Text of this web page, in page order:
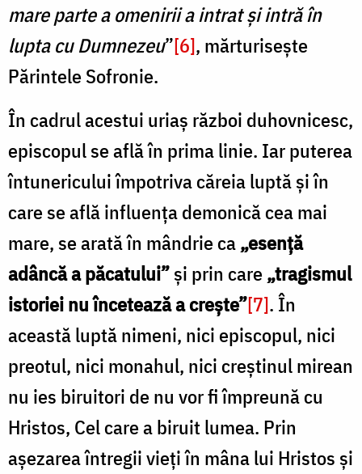
mare parte a omenirii a intrat și intră în
lupta cu Dumnezeu”[6], mărturisește
Părintele Sofronie.
În cadrul acestui uriaș război duhovnicesc,
episcopul se află în prima linie. Iar puterea
întunericului împotriva căreia luptă și în
care se află influența demonică cea mai
mare, se arată în mândrie ca„esență
adâncă a păcatului”și prin care„tragismul
istoriei nu încetează a crește”[7]. În
această luptă nimeni, nici episcopul, nici
preotul, nici monahul, nici creștinul mirean
nu ies biruitori de nu vor fi împreună cu
Hristos, Cel care a biruit lumea. Prin
așezarea întregii vieți în mâna lui Hristos și